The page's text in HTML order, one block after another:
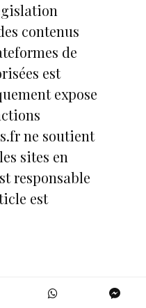
contenus
de
est
expose
ne soutient
sites en
responsable
est
dans le